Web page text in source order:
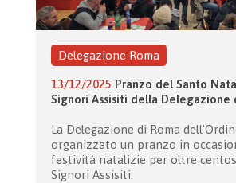
Delegazione Roma
13/12/2025 Pranzo del Santo
Signori Assisiti della Delegazione
La Delegazione di Roma
organizzato un pranzo in
festività natalizie per oltre
Signori Assisiti.